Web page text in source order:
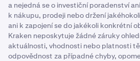
a nejedná se o investiční poradenství
k nákupu, prodeji nebo držení
ani k zapojení se do jakékoli konkrétní
Kraken neposkytuje žádné záruky
aktuálnosti, vhodnosti nebo platnosti
odpovědnost za případné chyby,